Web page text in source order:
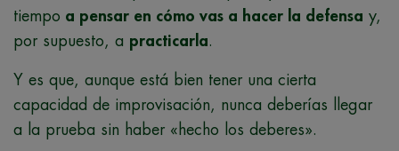
tiempo a pensar en cómo vas a hacer la defensa y,
por supuesto, a practicarla.
Y es que, aunque está bien tener una cierta
capacidad de improvisación, nunca deberías llegar
a la prueba sin haber «hecho los deberes».